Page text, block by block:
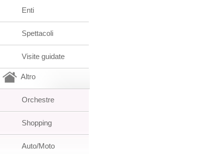
Enti
Spettacoli
Visite guidate
Altro
Orchestre
Shopping
Auto/Moto